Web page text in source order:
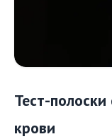
Тест-
крови